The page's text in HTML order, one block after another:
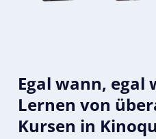
Egal wann, egal
Lernen von
Kursen in